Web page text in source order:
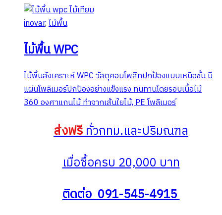
inovar,ไม้พื้น
ไม้พื้น WPC
ไม้พื้นสังเคราะห์ WPC วัสดุคอมโพสิทปกป้องแบบเหนือชั้น มี
แผ่นโพลิเมอร์ปกป้องอย่างแข็งแรง ทนทานโดยรอบเนื้อไม้
360 องศาแกนไม้ ทำจากเส้นใยไม้, PE โพลิเมอร์
ส่งฟรีทั่วกทม.และปริมณฑล
เมื่อซื้อครบ 20,000 บาท
ติดต่อ 091-545-4915